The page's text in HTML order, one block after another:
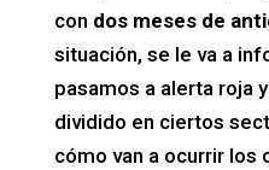
con dos meses de
situación, se le va a
pasamos a alerta roja
dividido en ciertos
cómo van a ocurrir los